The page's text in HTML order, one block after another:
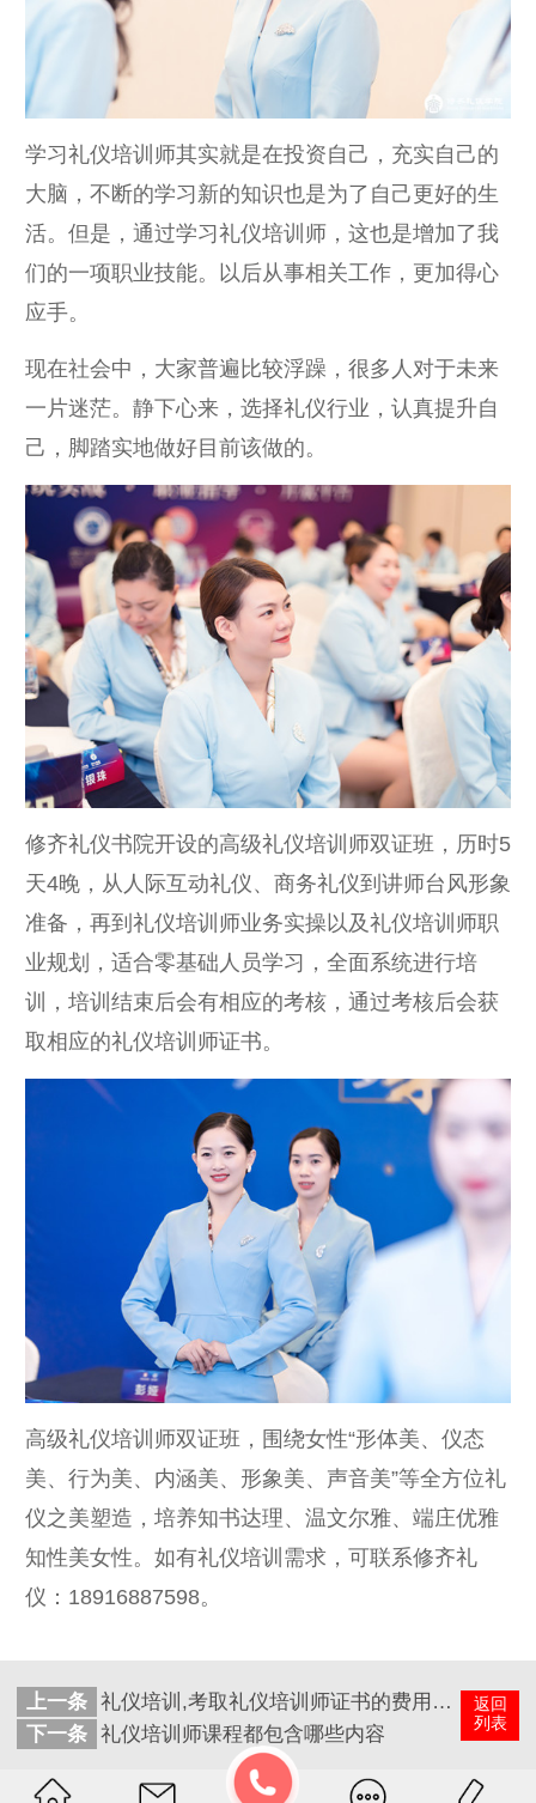
学习礼仪培训师其实就是在投资自己，充实自己的
大脑，不断的学习新的知识也是为了自己更好的生
活。但是，通过学习礼仪培训师，这也是增加了我
们的一项职业技能。以后从事相关工作，更加得心
应手。
现在社会中，大家普遍比较浮躁，很多人对于未来
一片迷茫。静下心来，选择礼仪行业，认真提升自
己，脚踏实地做好目前该做的。
修齐礼仪书院开设的高级礼仪培训师双证班，历时5
天4晚，从人际互动礼仪、商务礼仪到讲师台风形象
准备，再到礼仪培训师业务实操以及礼仪培训师职
业规划，适合零基础人员学习，全面系统进行培
训，培训结束后会有相应的考核，通过考核后会获
取相应的礼仪培训师证书。
高级礼仪培训师双证班，围绕女性“形体美、仪态
美、行为美、内涵美、形象美、声音美”等全方位礼
仪之美塑造，培养知书达理、温文尔雅、端庄优雅
知性美女性。如有礼仪培训需求，可联系修齐礼
仪：18916887598。
返回
列表
上一条 礼仪培训,考取礼仪培训师证书的费用大概多少
下一条 礼仪培训师课程都包含哪些内容